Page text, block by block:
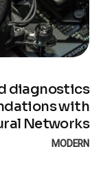
diagnostics
with
Networks
MODERN